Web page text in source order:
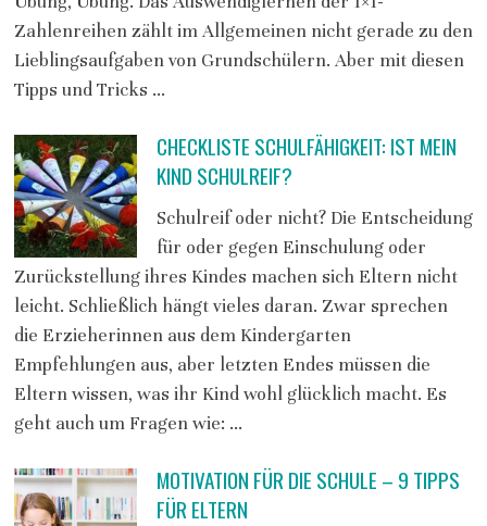
Zahlenreihen zählt im Allgemeinen nicht gerade zu den
Lieblingsaufgaben von Grundschülern. Aber mit diesen
Tipps und Tricks …
CHECKLISTE SCHULFÄHIGKEIT: IST MEIN
KIND SCHULREIF?
Schulreif oder nicht? Die Entscheidung
für oder gegen Einschulung oder
Zurückstellung ihres Kindes machen sich Eltern nicht
leicht. Schließlich hängt vieles daran. Zwar sprechen
die Erzieherinnen aus dem Kindergarten
Empfehlungen aus, aber letzten Endes müssen die
Eltern wissen, was ihr Kind wohl glücklich macht. Es
geht auch um Fragen wie: …
MOTIVATION FÜR DIE SCHULE – 9 TIPPS
FÜR ELTERN